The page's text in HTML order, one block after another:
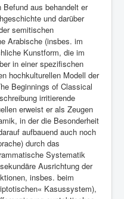
aus behandelt er
und darüber
semitischen
Arabische (insbes. im
Kunstform, die im
in einer spezifischen
hochkulturellen Modell der
Beginnings of Classical
irritierende
erweist er als Zeugen
in der die Besonderheit
aufbauend auch noch
durch das
Systematik
Ausrichtung der
insbes. beim
Kasussystem),